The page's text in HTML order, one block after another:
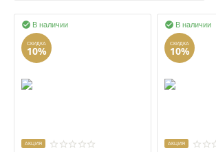
В наличии

СКИДКА
10%
AКЦИЯ
В наличии

СКИДКА
10%
AКЦИЯ